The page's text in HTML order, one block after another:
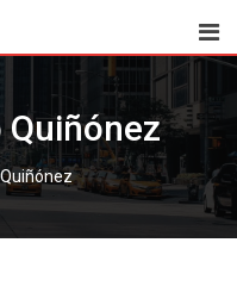
Quiñónez